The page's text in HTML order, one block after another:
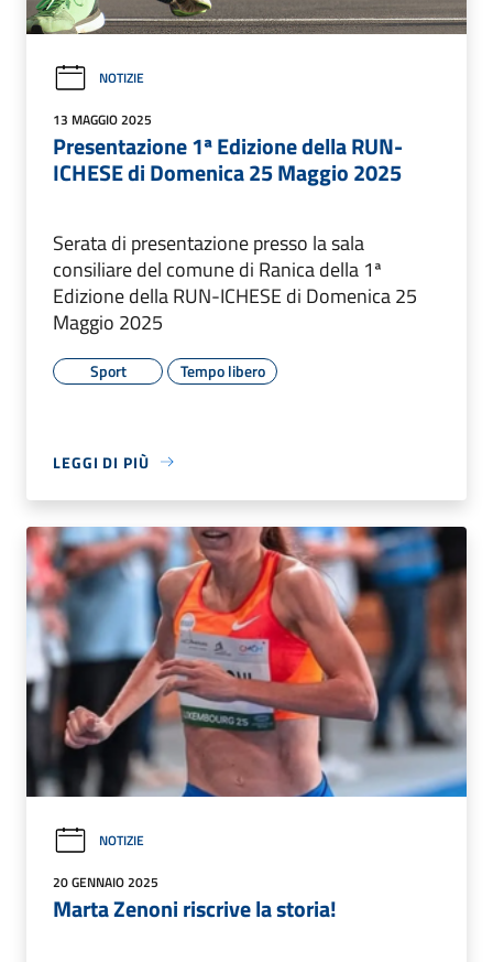
NOTIZIE
13 MAGGIO 2025
Presentazione 1ª Edizione della RUN-
ICHESE di Domenica 25 Maggio 2025
Serata di presentazione presso la sala
consiliare del comune di Ranica della 1ª
Edizione della RUN-ICHESE di Domenica 25
Maggio 2025
Sport Tempo libero
LEGGI DI PIÙ
NOTIZIE
20 GENNAIO 2025
Marta Zenoni riscrive la storia!